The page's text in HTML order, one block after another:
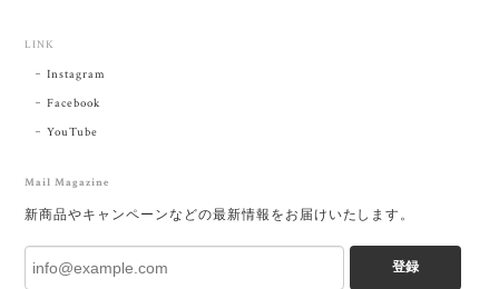
LINK
Instagram
Facebook
YouTube
Mail Magazine
新商品やキャンペーンなどの最新情報をお届けいたします。
登録